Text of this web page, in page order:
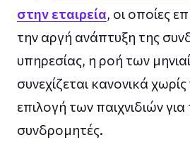
στην εταιρεία, οι οποίες
την αργή ανάπτυξη της
υπηρεσίας, η ροή των
συνεχίζεται κανονικά
επιλογή των παιχνιδιών για
συνδρομητές.